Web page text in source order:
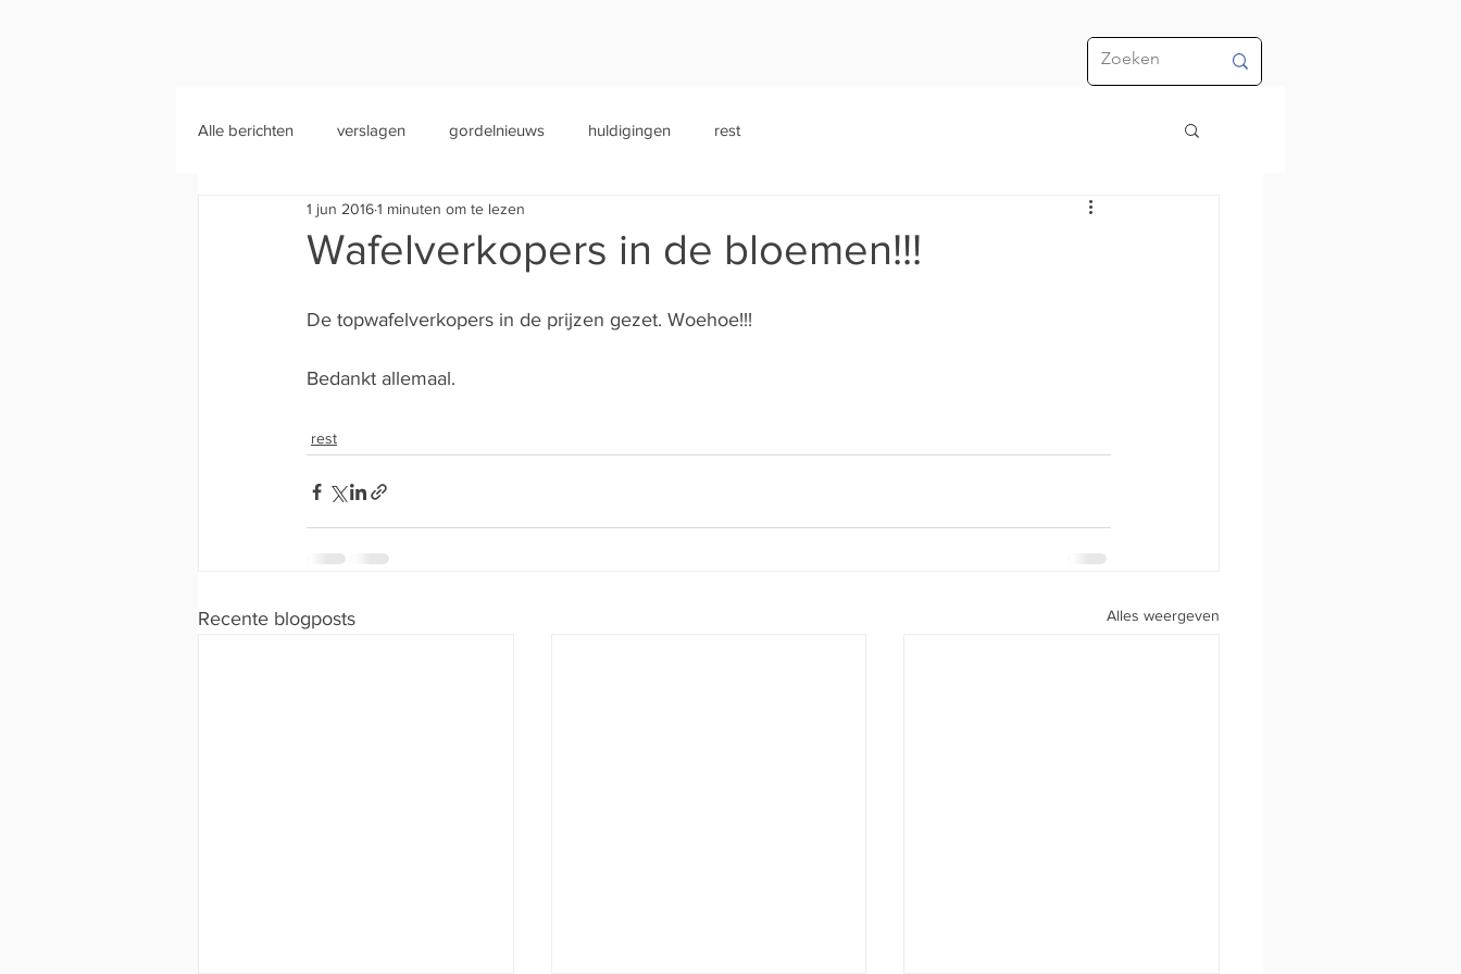
Alle berichten verslagen gordelnieuws huldigingen rest
Wafelverkopers in de bloemen!!!
1 jun 20161 minuten om te lezen
De topwafelverkopers in de prijzen gezet. Woehoe!!!
Bedankt allemaal.
rest
Recente blogposts Alles weergeven